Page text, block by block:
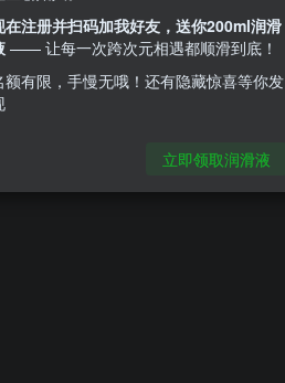
在注册并扫码加我好友，送你200ml润滑
—— 让每一次跨次元相遇都顺滑到底！
额有限，手慢无哦！还有隐藏惊喜等你发
立即领取润滑液